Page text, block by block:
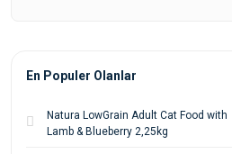
En Populer Olanlar
Natura LowGrain Adult Cat Food with
Lamb & Blueberry 2,25kg